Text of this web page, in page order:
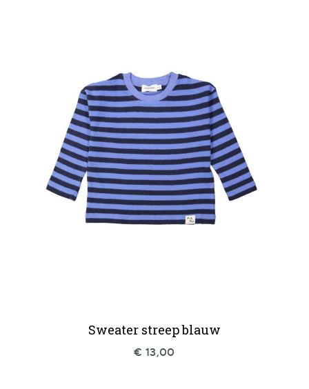
Sweater streep blauw
€ 13,00